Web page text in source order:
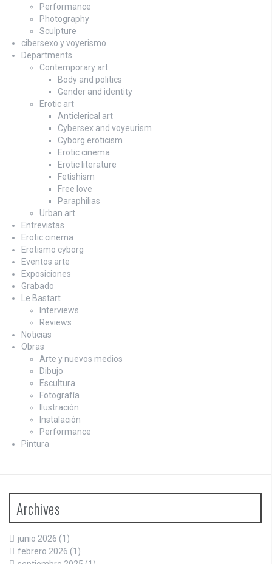
Performance
Photography
Sculpture
cibersexo y voyerismo
Departments
Contemporary art
Body and politics
Gender and identity
Erotic art
Anticlerical art
Cybersex and voyeurism
Cyborg eroticism
Erotic cinema
Erotic literature
Fetishism
Free love
Paraphilias
Urban art
Entrevistas
Erotic cinema
Erotismo cyborg
Eventos arte
Exposiciones
Grabado
Le Bastart
Interviews
Reviews
Noticias
Obras
Arte y nuevos medios
Dibujo
Escultura
Fotografía
Ilustración
Instalación
Performance
Pintura
Archives
junio 2026 (1)
febrero 2026 (1)